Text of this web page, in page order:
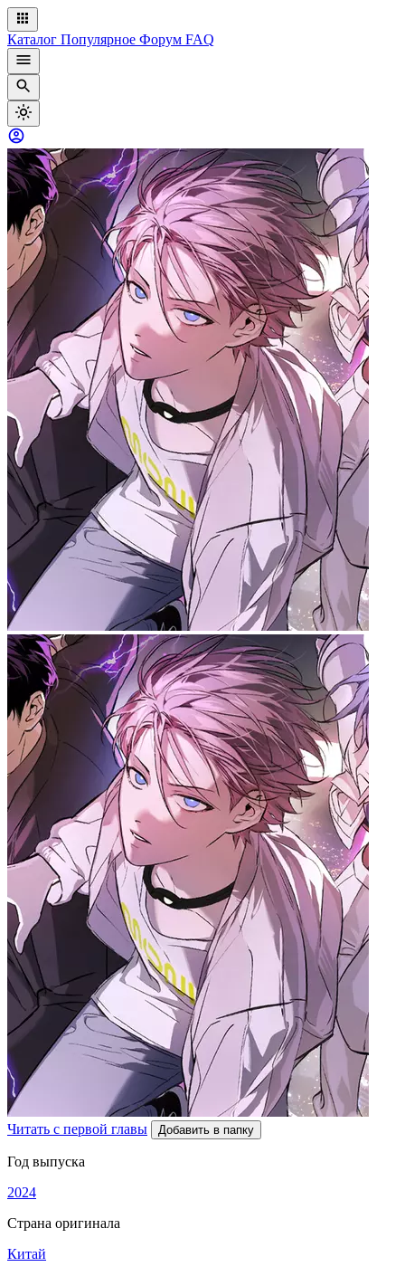
Каталог Популярное Форум FAQ
Читать с первой главы Добавить в папку
Год выпуска
2024
Страна оригинала
Китай